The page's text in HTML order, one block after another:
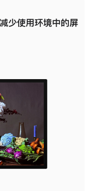
少使用环境中的屏